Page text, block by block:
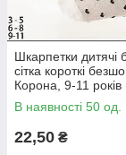
Шкарпетки дитячі
сітка короткі
Корона, 9-11
розмір), асорті,
В наявності 50 од.
22,50 ₴